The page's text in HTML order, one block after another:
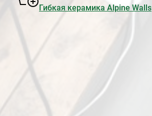
Гибкая керамика Alpine Walls